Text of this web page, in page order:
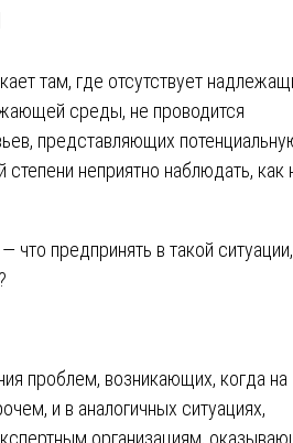
там, где отсутствует
среды, не проводится
представляющих
неприятно наблюдать, как
что предпринять в такой
проблем, возникающих, когда на
и в аналогичных ситуациях,
организациям,